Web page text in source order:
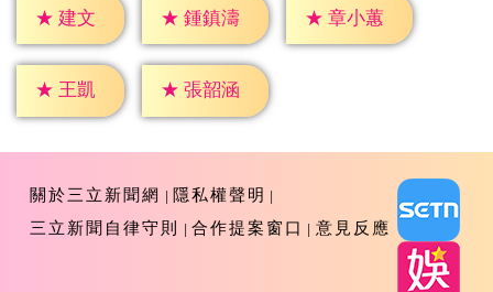
★ 建文 ★ 鍾鎮濤 ★ 章小蕙
★ 王凱 ★ 張韶涵
關於三立新聞網
隱私權聲明
三立新聞自律守則
合作提案窗口 意見反應